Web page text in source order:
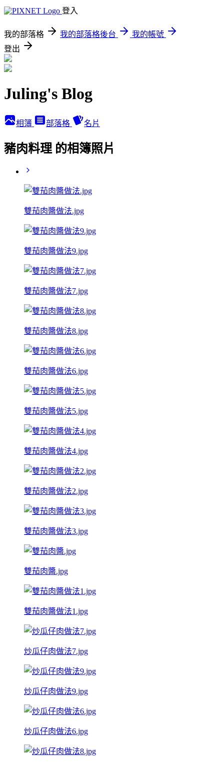
登入
我的部落格 我的部落格後台
我的帳號
登出
Juling's Blog
相簿 部落格 名片
豬肉料理 的相簿照片
雙茄肉醬做法.jpg
雙茄肉醬做法9.jpg
雙茄肉醬做法7.jpg
雙茄肉醬做法8.jpg
雙茄肉醬做法6.jpg
雙茄肉醬做法5.jpg
雙茄肉醬做法4.jpg
雙茄肉醬做法2.jpg
雙茄肉醬做法3.jpg
雙茄肉醬.jpg
雙茄肉醬做法1.jpg
炒瓜仔肉做法7.jpg
炒瓜仔肉做法9.jpg
炒瓜仔肉做法6.jpg